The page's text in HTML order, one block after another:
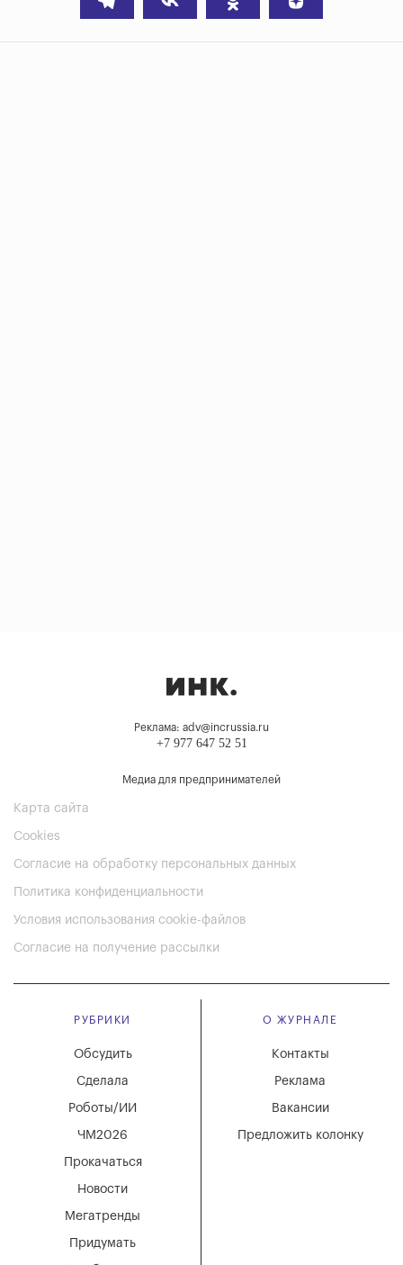
Реклама: adv@incrussia.ru
+7 977 647 52 51
Медиа для предпринимателей
Карта сайта
Cookies
Согласие на обработку персональных данных
Политика конфиденциальности
Условия использования cookie-файлов
Согласие на получение рассылки
РУБРИКИ
Мегатренды
Придумать
Новости
Обсудить
Сделала
Роботы/ИИ
ЧМ2026
Прокачаться
О ЖУРНАЛЕ
Вакансии
Реклама
Контакты
Предложить колонку